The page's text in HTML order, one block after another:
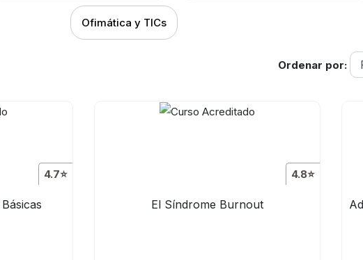
Ofimática y TICs
Ordenar por:
4.7⭐ 4.8⭐
El Síndrome Burnout